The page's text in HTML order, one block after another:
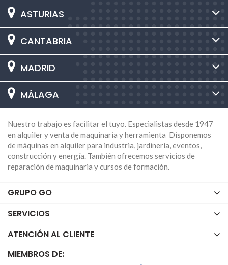
ASTURIAS
CANTABRIA
MADRID
MÁLAGA
Nuestro trabajo es facilitar el tuyo. Especialistas desde 1947
en alquiler y venta de maquinaria y herramienta Disponemos
de máquinas en alquiler para industria, jardinería, eventos,
construcción y energía. También ofrecemos servicios de
reparación de maquinaria y cursos de formación.
GRUPO GO
SERVICIOS
ATENCIÓN AL CLIENTE
MIEMBROS DE: